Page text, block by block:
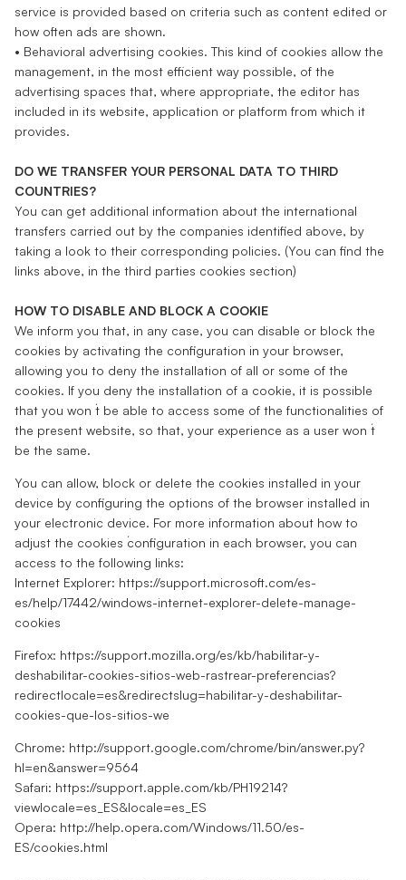
service is provided based on criteria such as content edited or
how often ads are shown.
• Behavioral advertising cookies. This kind of cookies allow the
management, in the most efficient way possible, of the
advertising spaces that, where appropriate, the editor has
included in its website, application or platform from which it
provides.
DO WE TRANSFER YOUR PERSONAL DATA TO THIRD
COUNTRIES?
You can get additional information about the international
transfers carried out by the companies identified above, by
taking a look to their corresponding policies. (You can find the
links above, in the third parties cookies section)
HOW TO DISABLE AND BLOCK A COOKIE
We inform you that, in any case, you can disable or block the
cookies by activating the configuration in your browser,
allowing you to deny the installation of all or some of the
cookies. If you deny the installation of a cookie, it is possible
that you won ́t be able to access some of the functionalities of
the present website, so that, your experience as a user won ́t
be the same.
You can allow, block or delete the cookies installed in your
device by configuring the options of the browser installed in
your electronic device. For more information about how to
adjust the cookies ́configuration in each browser, you can
access to the following links:
Internet Explorer: https://support.microsoft.com/es-
es/help/17442/windows-internet-explorer-delete-manage-
cookies
Firefox: https://support.mozilla.org/es/kb/habilitar-y-
deshabilitar-cookies-sitios-web-rastrear-preferencias?
redirectlocale=es&redirectslug=habilitar-y-deshabilitar-
cookies-que-los-sitios-we
Chrome: http://support.google.com/chrome/bin/answer.py?
hl=en&answer=9564
Safari: https://support.apple.com/kb/PH19214?
viewlocale=es_ES&locale=es_ES
Opera: http://help.opera.com/Windows/11.50/es-
ES/cookies.html